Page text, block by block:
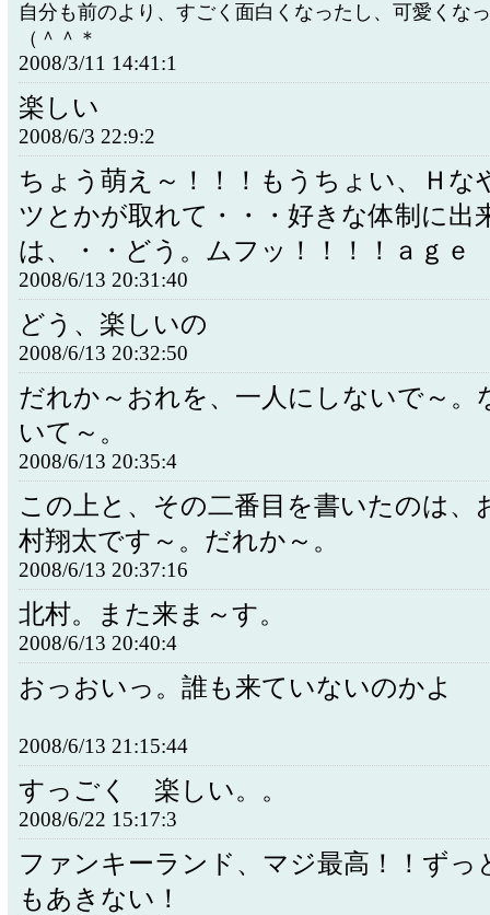
自分も前のより、すごく面白くなったし、可愛くな
（＾＾＊
2008/3/11 14:41:1
楽しい
2008/6/3 22:9:2
ちょう萌え～！！！もうちょい、Ｈな
ツとかが取れて・・・好きな体制に出
は、・・どう。ムフッ！！！！ａｇｅ
2008/6/13 20:31:40
どう、楽しいの
2008/6/13 20:32:50
だれか～おれを、一人にしないで～。
いて～。
2008/6/13 20:35:4
この上と、その二番目を書いたのは、
村翔太です～。だれか～。
2008/6/13 20:37:16
北村。また来ま～す。
2008/6/13 20:40:4
おっおいっ。誰も来ていないのかよ
2008/6/13 21:15:44
すっごく 楽しい。。
2008/6/22 15:17:3
ファンキーランド、マジ最高！！ずっ
もあきない！